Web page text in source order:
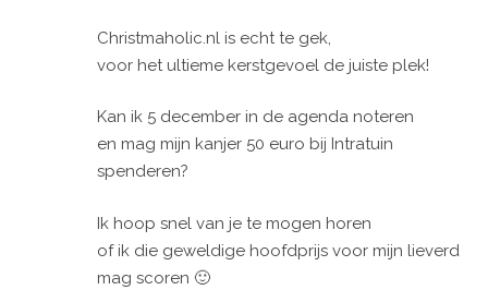
Christmaholic.nl is echt te gek,
voor het ultieme kerstgevoel de juiste plek!
Kan ik 5 december in de agenda noteren
en mag mijn kanjer 50 euro bij Intratuin
spenderen?
Ik hoop snel van je te mogen horen
of ik die geweldige hoofdprijs voor mijn lieverd
mag scoren 🙂